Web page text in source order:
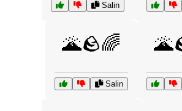
Salin
🌋🪨🌈
Salin